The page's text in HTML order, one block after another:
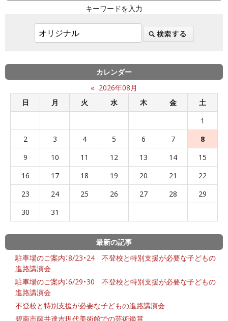
キーワードを入力
カレンダー
« 2026年08月
日
月 火 水 木 金
土
1
2
3 4 5 6 7
8
9
10 11 12 13 14
15
16
17 18 19 20 21
22
23
24 25 26 27 28
29
30
31
最新の記事
駐車場のご案内：8/23・24 不登校と特別支援が必要な子どもの
進路講演会
駐車場のご案内：6/29・30 不登校と特別支援が必要な子どもの
進路講演会
不登校と特別支援が必要な子どもの進路講演会
碧南市藤井達吉現代美術館での芸術鑑賞